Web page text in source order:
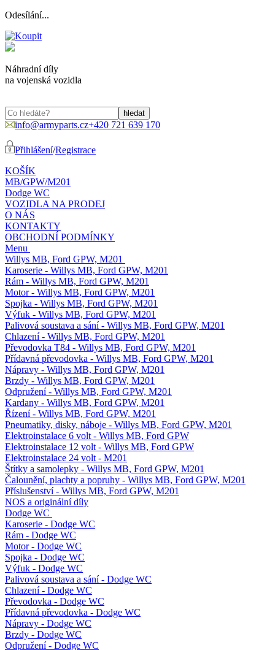
Odesílání...
Náhradní díly
na vojenská vozidla
info@armyparts.cz+420 721 639 170
Přihlášení/Registrace
KOŠÍK
MB/GPW/M201
Dodge WC
VOZIDLA NA PRODEJ
O NÁS
KONTAKTY
OBCHODNÍ PODMÍNKY
Menu
Willys MB, Ford GPW, M201
Karoserie - Willys MB, Ford GPW, M201
Rám - Willys MB, Ford GPW, M201
Motor - Willys MB, Ford GPW, M201
Spojka - Willys MB, Ford GPW, M201
Výfuk - Willys MB, Ford GPW, M201
Palivová soustava a sání - Willys MB, Ford GPW, M201
Chlazení - Willys MB, Ford GPW, M201
Převodovka T84 - Willys MB, Ford GPW, M201
Přídavná převodovka - Willys MB, Ford GPW, M201
Nápravy - Willys MB, Ford GPW, M201
Brzdy - Willys MB, Ford GPW, M201
Odpružení - Willys MB, Ford GPW, M201
Kardany - Willys MB, Ford GPW, M201
Řízení - Willys MB, Ford GPW, M201
Pneumatiky, disky, náboje - Willys MB, Ford GPW, M201
Elektroinstalace 6 volt - Willys MB, Ford GPW
Elektroinstalace 12 volt - Willys MB, Ford GPW
Elektroinstalace 24 volt - M201
Štítky a samolepky - Willys MB, Ford GPW, M201
Čalounění, plachty a popruhy - Willys MB, Ford GPW, M201
Příslušenství - Willys MB, Ford GPW, M201
NOS a originální díly
Dodge WC
Karoserie - Dodge WC
Rám - Dodge WC
Motor - Dodge WC
Spojka - Dodge WC
Výfuk - Dodge WC
Palivová soustava a sání - Dodge WC
Chlazení - Dodge WC
Převodovka - Dodge WC
Přídavná převodovka - Dodge WC
Nápravy - Dodge WC
Brzdy - Dodge WC
Odpružení - Dodge WC